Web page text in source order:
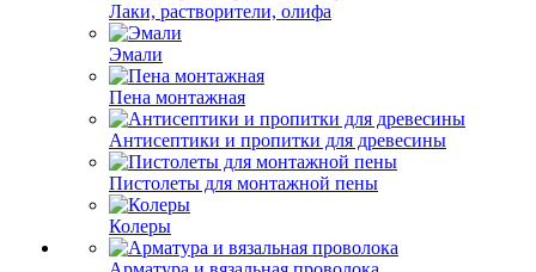
Лаки, растворители, олифа
Эмали
Пена монтажная
Антисептики и пропитки для древесины
Пистолеты для монтажной пены
Колеры